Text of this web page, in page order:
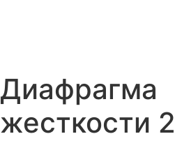
Диафрагма
жесткости